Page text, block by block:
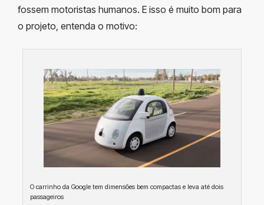
fossem motoristas humanos. E isso é muito bom para
o projeto, entenda o motivo:
O carrinho da Google tem dimensões bem compactas e leva até dois
passageiros